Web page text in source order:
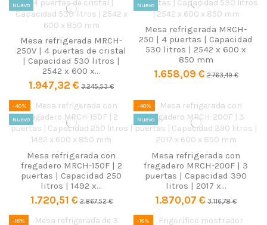
Nuevo
Mesa refrigerada MRCH-
250V | 4 puertas de cristal
| Capacidad 530 litros |
2542 x 600 x...
1.947,32 € 3.245,53 €
Nuevo
Mesa refrigerada MRCH-
250 | 4 puertas | Capacidad
530 litros | 2542 x 600 x
850 mm
1.658,09 € 2.763,49 €
-40%
Nuevo
Mesa refrigerada con
fregadero MRCH-150F | 2
puertas | Capacidad 250
litros | 1492 x...
1.720,51 € 2.867,52 €
-40%
Nuevo
Mesa refrigerada con
fregadero MRCH-200F | 3
puertas | Capacidad 390
litros | 2017 x...
1.870,07 € 3.116,78 €
-18%
-18%